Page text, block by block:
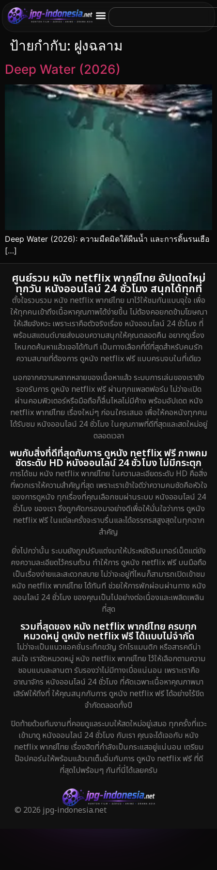
ป้ายกำกับ: ฝูงฉลาม
Deep Water (2026)
Deep Water (2026): ความมืดมิดใต้ผืนน้ำ และการดิ้นรนเฮือ
[…]
ศูนย์รวม หนัง netflix พากย์ไทย อัปเดตใหม่
ทุกวัน หนังออนไลน์ 24 ชั่วโมง สนุกได้ทุกที่
ตั้งใจรวบรวม หนัง netflix พากย์ไทย มาไว้ให้ชมกันแบบจุใจ เพื่อ
ให้ทุกคนเข้าถึงเนื้อหาคุณภาพได้ง่ายขึ้น ไม่ต้องคอยกดข้ามโฆษณา
ให้เสียจังหวะ เพราะเราคือตัวจริงเรื่อง หนังออนไลน์ 24 ชั่วโมง ที่
พร้อมสแตนด์บายส่งมอบความสนุกให้คุณตลอดคืน อยากดูเรื่อง
ไหนกดค้นหาแล้วเจอได้ทันที เป็นทางเลือกที่ดีที่สุดสำหรับคนรัก
ความสบายที่ต้องการ ดูหนัง netflix ฟรี แบบครบจบในที่เดียว
นอกจากความหลากหลายของเนื้อหาแล้ว ระบบการเล่นของเรายัง
รองรับการ ดูหนัง netflix ฟรี ผ่านทุกแพลตฟอร์ม ไม่ว่าจะเปิด
ผ่านคอมพิวเตอร์หรือมือถือก็ลื่นไหลไม่มีค้าง พร้อมอัปเดต หนัง
netflix พากย์ไทย เรื่องใหม่ๆ ก่อนใครเสมอ เพื่อให้คอหนังทุกคน
ได้รับชม หนังออนไลน์ 24 ชั่วโมง ในคุณภาพที่ดีที่สุดและสดใหม่อยู่
ตลอดเวลา
พบกับสิ่งที่ดีที่สุดกับการ ดูหนัง netflix ฟรี ภาพคม
ชัดระดับ HD หนังออนไลน์ 24 ชั่วโมง ไม่มีกระตุก
การได้ชม หนัง netflix พากย์ไทย ในความละเอียดระดับ HD คือสิ่ง
ที่พวกเราให้ความสำคัญที่สุด เพราะเราเข้าใจดีว่าความคมชัดคือหัวใจ
ของการดูหนัง ทุกเรื่องที่คุณเลือกชมผ่านระบบ หนังออนไลน์ 24
ชั่วโมง ของเรา จึงถูกคัดกรองมาอย่างดีเพื่อให้มั่นใจว่าการ ดูหนัง
netflix ฟรี ในแต่ละครั้งจะราบรื่นและได้อรรถรสสูงสุดในทุกฉาก
สำคัญ
ยิ่งไปกว่านั้น ระบบยังถูกปรับแต่งมาให้ประหยัดอินเทอร์เน็ตแต่ยัง
คงความละเอียดไว้ครบถ้วน ทำให้การ ดูหนัง netflix ฟรี บนมือถือ
เป็นเรื่องง่ายและสะดวกสบาย ไม่ว่าจะอยู่ที่ไหนก็สามารถเปิดเข้าชม
หนัง netflix พากย์ไทย ได้ทันที ช่วยให้การพักผ่อนผ่านทาง หนัง
ออนไลน์ 24 ชั่วโมง ของคุณเป็นไปอย่างต่อเนื่องและเพลิดเพลิน
ที่สุด
รวมที่สุดของ หนัง netflix พากย์ไทย ครบทุก
หมวดหมู่ ดูหนัง netflix ฟรี ได้แบบไม่จำกัด
ไม่ว่าจะเป็นแนวแอคชั่นระทึกขวัญ รักโรแมนติก หรือสารคดีน่า
สนใจ เราจัดหมวดหมู่ หนัง netflix พากย์ไทย ไว้ให้เลือกตามความ
ชอบแบบละลานตา รับรองว่าไม่มีทางเบื่อแน่นอน เพราะเราคือ
อาณาจักร หนังออนไลน์ 24 ชั่วโมง ที่คัดเฉพาะเนื้อหาคุณภาพมา
เสิร์ฟให้ถึงที่ ให้คุณสนุกกับการ ดูหนัง netflix ฟรี ได้อย่างไร้ขีด
จำกัดตลอดทั้งปี
ปิดท้ายด้วยทีมงานที่คอยดูแลระบบให้สดใหม่อยู่เสมอ ทุกครั้งที่แวะ
เข้ามาดู หนังออนไลน์ 24 ชั่วโมง กับเรา คุณจะได้เจอกับ หนัง
netflix พากย์ไทย เรื่องฮิตที่กำลังเป็นกระแสอยู่แน่นอน เตรียม
ป๊อปคอร์นให้พร้อมแล้วมาเต็มอิ่มกับการ ดูหนัง netflix ฟรี ที่ดี
ที่สุดไปพร้อมๆ กันที่นี่ได้เลยครับ
© 2026 jpg-indonesia.net